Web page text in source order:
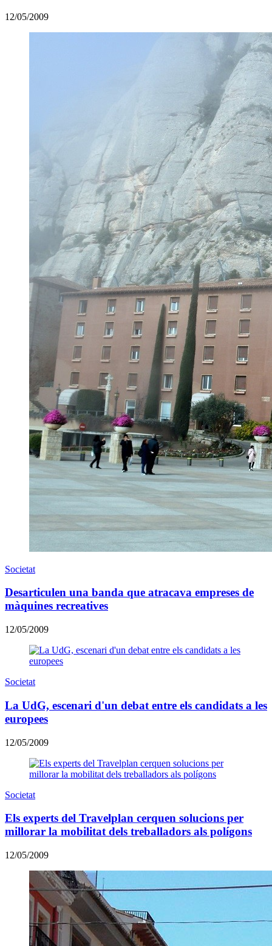
12/05/2009
Societat
Desarticulen una banda que atracava empreses de
màquines recreatives
12/05/2009
Societat
La UdG, escenari d'un debat entre els candidats a les
europees
12/05/2009
Societat
Els experts del Travelplan cerquen solucions per
millorar la mobilitat dels treballadors als polígons
12/05/2009